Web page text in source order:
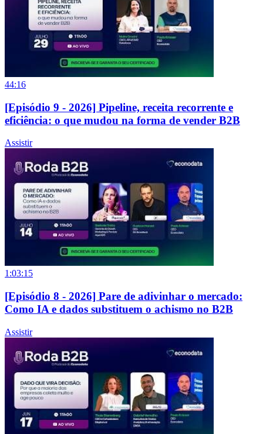
44:16
[Episódio 9 - 2026] Pipeline, receita recorrente e
eficiência: o que mudou na forma de vender B2B
Assistir
1:03:15
[Episódio 8 - 2026] Pare de adivinhar o mercado:
Como IA e dados substituem o achismo no B2B
Assistir